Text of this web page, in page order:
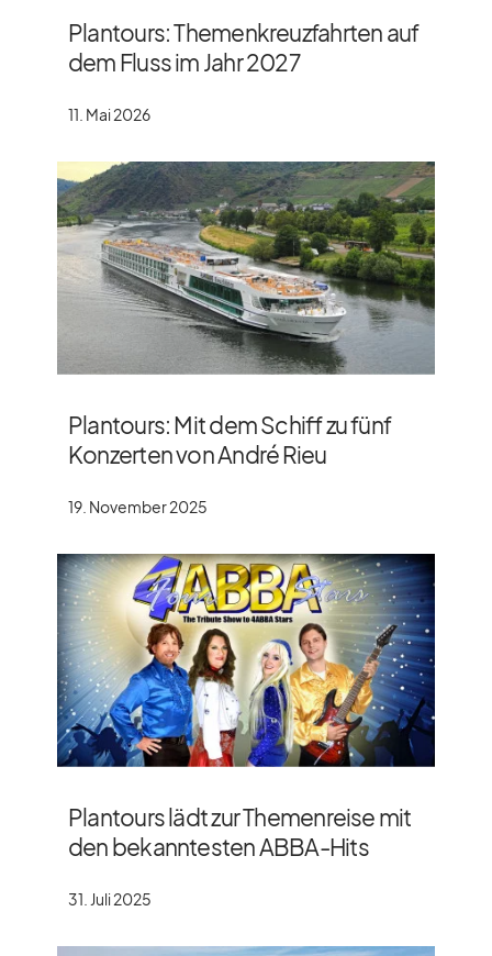
Plantours: Themenkreuzfahrten auf
dem Fluss im Jahr 2027
11. Mai 2026
Plantours: Mit dem Schiff zu fünf
Konzerten von André Rieu
19. November 2025
Plantours lädt zur Themenreise mit
den bekanntesten ABBA-Hits
31. Juli 2025